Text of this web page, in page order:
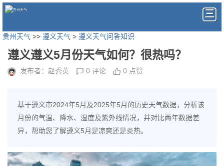
贵州天气 >> 遵义天气 > 遵义天气问答知识
遵义遵义5月份天气如何？很热吗？
发布者：赵秀英 0 评论 0 点赞
基于遵义市2024年5月及2025年5月的历史天气数据，分析该
月份的气温、降水、湿度及紫外线情况，并对比两年数据差
异，帮助您了解遵义5月是凉爽还是炎热。